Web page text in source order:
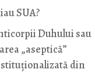
SUA?
Duhului sau
„aseptică”
din